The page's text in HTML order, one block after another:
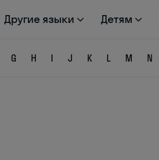
Другие языки Детям
G H I J K L M N